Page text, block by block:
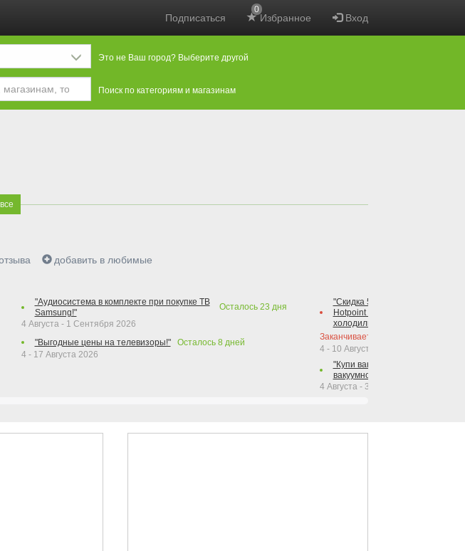
Подписаться Избранное
0
Вход
Это не Ваш город? Выберите другой
Поиск по категориям и магазинам
добавить в любимые
"Аудиосистема в комплекте при покупке ТВ
Samsung!"
Осталось 23 дня
4 Августа - 1 Сентября 2026
"Выгодные цены на телевизоры!"
Осталось 8 дней
4 - 17 Августа 2026
"Скидка 50% на варочную
Hotpoint при покупке духового
холодильника Hotpoint!"
Заканчивается сегодня
4 - 10 Августа 2026
"Купи вакуумный упаковщик +
вакуумного упаковщика =
4 Августа - 30 Сентября 2026